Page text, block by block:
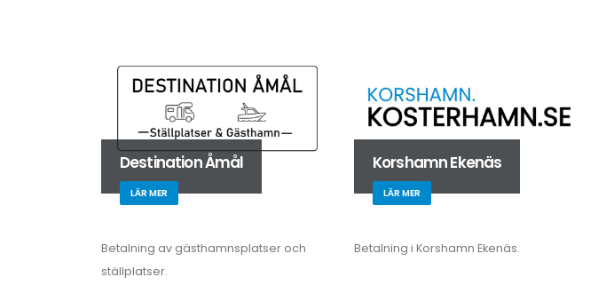
Destination Åmål
LÄR MER
Betalning av gästhamnsplatser och
ställplatser.
Korshamn Ekenäs
LÄR MER
Betalning i Korshamn Ekenäs.